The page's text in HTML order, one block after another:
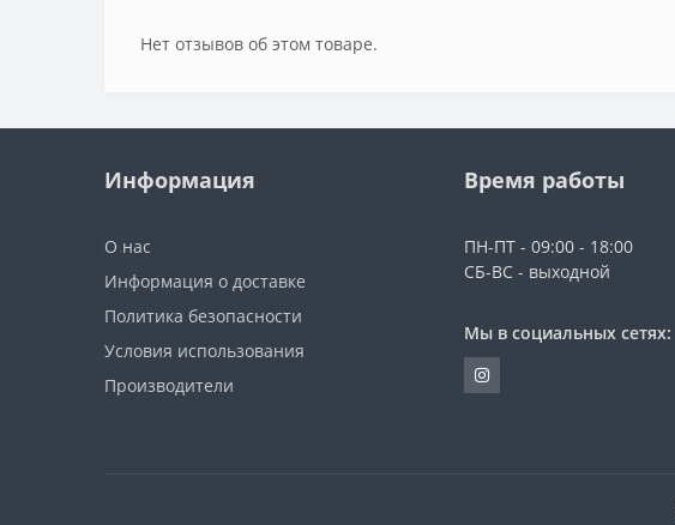
Нет отзывов об этом товаре.
Информация
О нас
Информация о доставке
Политика безопасности
Условия использования
Производители
Время работы
ПН-ПТ - 09:00 - 18:00
СБ-ВС - выходной
Мы в социальных сетях: